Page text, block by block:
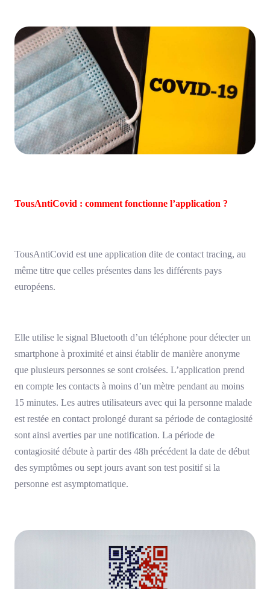
TousAntiCovid : comment fonctionne l’application ?
TousAntiCovid est une application dite de contact tracing, au
même titre que celles présentes dans les différents pays
européens.
Elle utilise le signal Bluetooth d’un téléphone pour détecter un
smartphone à proximité et ainsi établir de manière anonyme
que plusieurs personnes se sont croisées. L’application prend
en compte les contacts à moins d’un mètre pendant au moins
15 minutes. Les autres utilisateurs avec qui la personne malade
est restée en contact prolongé durant sa période de contagiosité
sont ainsi averties par une notification. La période de
contagiosité débute à partir des 48h précédent la date de début
des symptômes ou sept jours avant son test positif si la
personne est asymptomatique.